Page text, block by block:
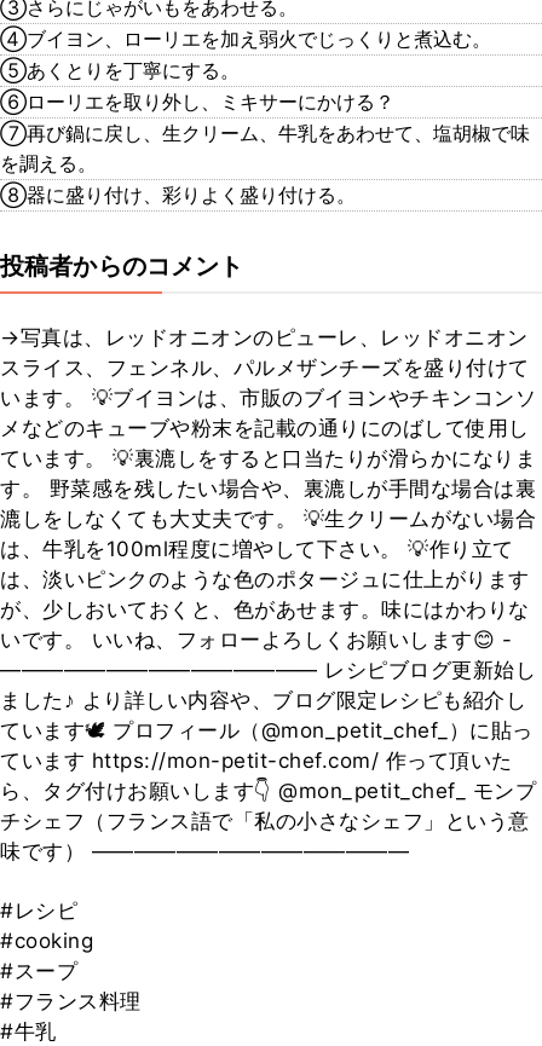
③さらにじゃがいもをあわせる。
④ブイヨン、ローリエを加え弱火でじっくりと煮込む。
⑤あくとりを丁寧にする。
⑥ローリエを取り外し、ミキサーにかける？
⑦再び鍋に戻し、生クリーム、牛乳をあわせて、塩胡椒で味
を調える。
⑧器に盛り付け、彩りよく盛り付ける。
投稿者からのコメント
→写真は、レッドオニオンのピューレ、レッドオニオン
スライス、フェンネル、パルメザンチーズを盛り付けて
います。 💡ブイヨンは、市販のブイヨンやチキンコンソ
メなどのキューブや粉末を記載の通りにのばして使用し
ています。 💡裏漉しをすると口当たりが滑らかになりま
す。 野菜感を残したい場合や、裏漉しが手間な場合は裏
漉しをしなくても大丈夫です。 💡生クリームがない場合
は、牛乳を100ml程度に増やして下さい。 💡作り立て
は、淡いピンクのような色のポタージュに仕上がります
が、少しおいておくと、色があせます。味にはかわりな
いです。 いいね、フォローよろしくお願いします😊 -
——————————————— レシピブログ更新始し
ました♪ より詳しい内容や、ブログ限定レシピも紹介し
ています🕊 プロフィール（@mon_petit_chef_）に貼っ
ています https://mon-petit-chef.com/ 作って頂いた
ら、タグ付けお願いします👇 @mon_petit_chef_ モンプ
チシェフ（フランス語で「私の小さなシェフ」という意
味です） ———————————————
#レシピ
#cooking
#スープ
#フランス料理
#牛乳